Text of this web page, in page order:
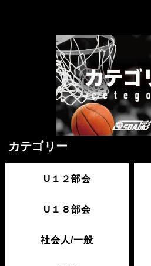
カテゴリー
U１２部会
U１８部会
社会人/一般